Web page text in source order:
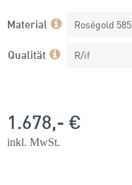
Material Roségold 585
Qualität R/if
1.678,- €
inkl. MwSt.